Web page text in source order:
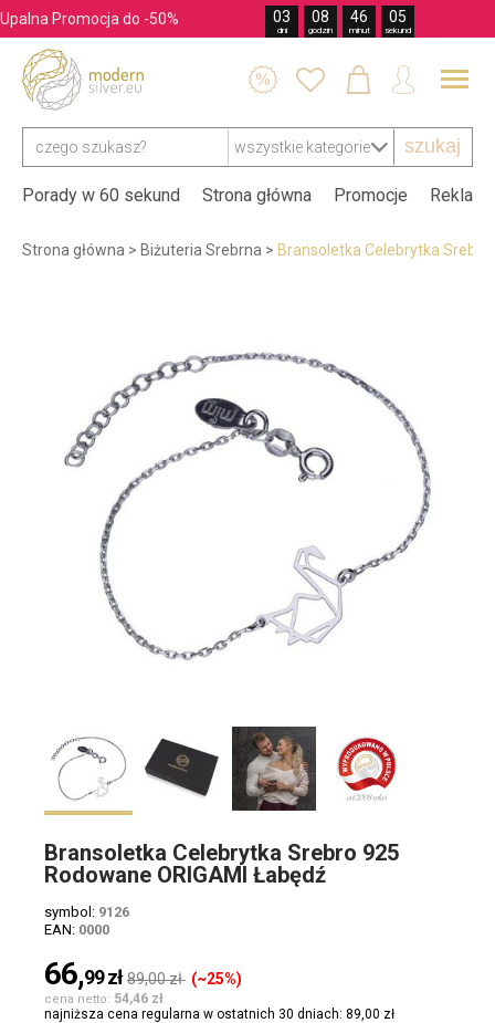
Upalna Promocja do -50% 03
dni
08
godzin
46
minut
04
sekund
szukaj
   
Porady w 60 sekund Strona główna Promocje
Strona główna > Biżuteria Srebrna > Bransoletka Celebrytka Srebro
Bransoletka Celebrytka Srebro 925
Rodowane ORIGAMI Łabędź
symbol: 9126
EAN: 0000
66,99zł 89,00 zł (~25%)
cena netto: 54,46 zł
najniższa cena regularna w ostatnich 30 dniach: 89,00 zł